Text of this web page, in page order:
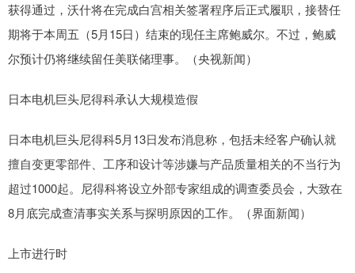
获得通过，沃什将在完成白宫相关签署程序后正式履职，接替任
期将于本周五（5月15日）结束的现任主席鲍威尔。不过，鲍威
尔预计仍将继续留任美联储理事。（央视新闻）
日本电机巨头尼得科承认大规模造假
日本电机巨头尼得科5月13日发布消息称，包括未经客户确认就
擅自变更零部件、工序和设计等涉嫌与产品质量相关的不当行为
超过1000起。尼得科将设立外部专家组成的调查委员会，大致在
8月底完成查清事实关系与探明原因的工作。（界面新闻）
上市进行时